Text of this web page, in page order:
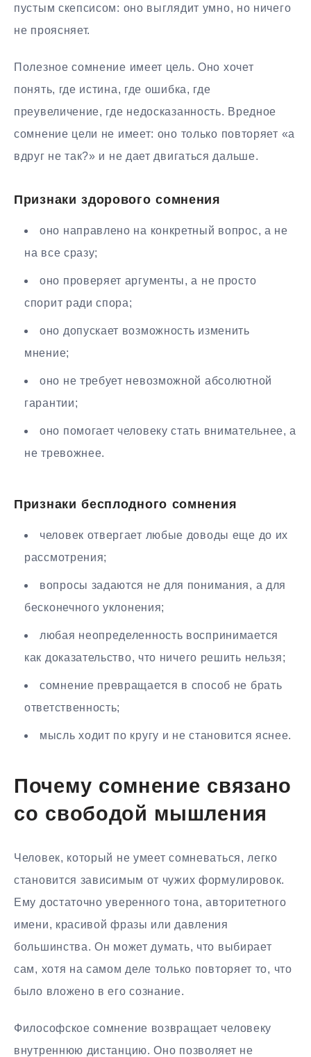
пустым скепсисом: оно выглядит умно, но ничего
не проясняет.
Полезное сомнение имеет цель. Оно хочет
понять, где истина, где ошибка, где
преувеличение, где недосказанность. Вредное
сомнение цели не имеет: оно только повторяет «а
вдруг не так?» и не дает двигаться дальше.
Признаки здорового сомнения
оно направлено на конкретный вопрос, а не
на все сразу;
оно проверяет аргументы, а не просто
спорит ради спора;
оно допускает возможность изменить
мнение;
оно не требует невозможной абсолютной
гарантии;
оно помогает человеку стать внимательнее, а
не тревожнее.
Признаки бесплодного сомнения
человек отвергает любые доводы еще до их
рассмотрения;
вопросы задаются не для понимания, а для
бесконечного уклонения;
любая неопределенность воспринимается
как доказательство, что ничего решить нельзя;
сомнение превращается в способ не брать
ответственность;
мысль ходит по кругу и не становится яснее.
Почему сомнение связано
со свободой мышления
Человек, который не умеет сомневаться, легко
становится зависимым от чужих формулировок.
Ему достаточно уверенного тона, авторитетного
имени, красивой фразы или давления
большинства. Он может думать, что выбирает
сам, хотя на самом деле только повторяет то, что
было вложено в его сознание.
Философское сомнение возвращает человеку
внутреннюю дистанцию. Оно позволяет не